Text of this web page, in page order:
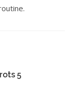
5